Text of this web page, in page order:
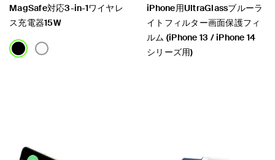
MagSafe対応3-in-1ワイヤレ
ス充電器15W
iPhone用UltraGlassブルーラ
イトフィルター画面保護フィ
ルム (iPhone 13 / iPhone 14
シリーズ用)